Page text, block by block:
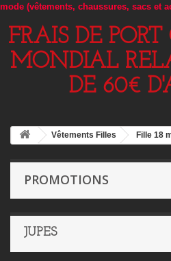
mode (vêtements, chaussures, sacs et
FRAIS DE PORT
MONDIAL
DE 60€
Vêtements Filles Fille 18
PROMOTIONS
JUPES